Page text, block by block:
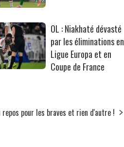
OL : Niakhaté dévasté
par les éliminations en
Ligue Europa et en
Coupe de France
repos pour les braves et rien d'autre !